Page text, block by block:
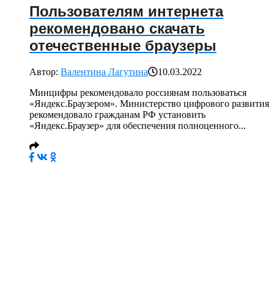
Пользователям интернета
рекомендовано скачать
отечественные браузеры
Автор: Валентина Лагутина
10.03.2022
Минцифры рекомендовало россиянам пользоваться
«Яндекс.Браузером». Министерство цифрового развития
рекомендовало гражданам РФ установить
«Яндекс.Браузер» для обеспечения полноценного...